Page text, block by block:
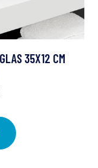
35X12 CM